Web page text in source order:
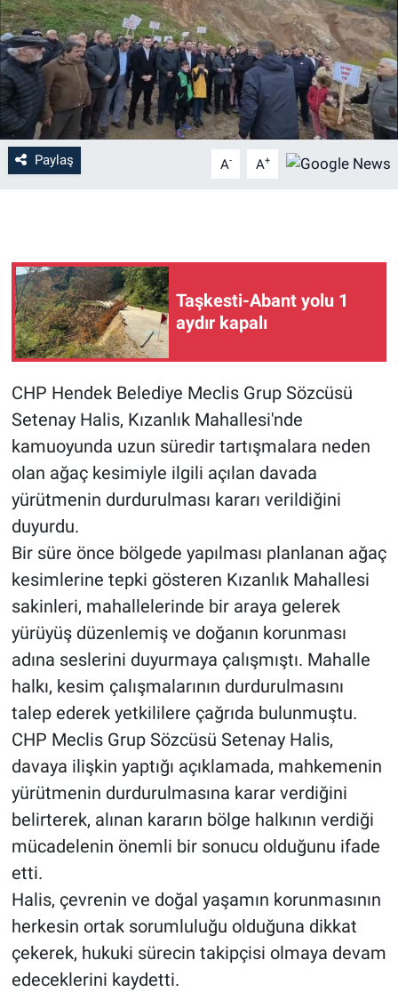
Paylaş A- A+
Taşkesti-Abant yolu 1
aydır kapalı
CHP Hendek Belediye Meclis Grup Sözcüsü
Setenay Halis, Kızanlık Mahallesi'nde
kamuoyunda uzun süredir tartışmalara neden
olan ağaç kesimiyle ilgili açılan davada
yürütmenin durdurulması kararı verildiğini
duyurdu.
Bir süre önce bölgede yapılması planlanan ağaç
kesimlerine tepki gösteren Kızanlık Mahallesi
sakinleri, mahallelerinde bir araya gelerek
yürüyüş düzenlemiş ve doğanın korunması
adına seslerini duyurmaya çalışmıştı. Mahalle
halkı, kesim çalışmalarının durdurulmasını
talep ederek yetkililere çağrıda bulunmuştu.
CHP Meclis Grup Sözcüsü Setenay Halis,
davaya ilişkin yaptığı açıklamada, mahkemenin
yürütmenin durdurulmasına karar verdiğini
belirterek, alınan kararın bölge halkının verdiği
mücadelenin önemli bir sonucu olduğunu ifade
etti.
Halis, çevrenin ve doğal yaşamın korunmasının
herkesin ortak sorumluluğu olduğuna dikkat
çekerek, hukuki sürecin takipçisi olmaya devam
edeceklerini kaydetti.